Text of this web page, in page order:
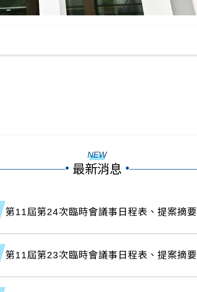
NEW
最新消息
第11屆第24次臨時會議事日程表、提案摘
第11屆第23次臨時會議事日程表、提案摘